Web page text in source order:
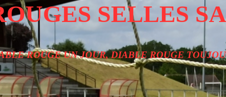
SELLES
ROUGE UN JOUR, DIABLE ROUGE